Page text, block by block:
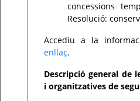
concessions
Resolució:
Accediu a la
enllaç.
Descripció general de
i organitzatives de